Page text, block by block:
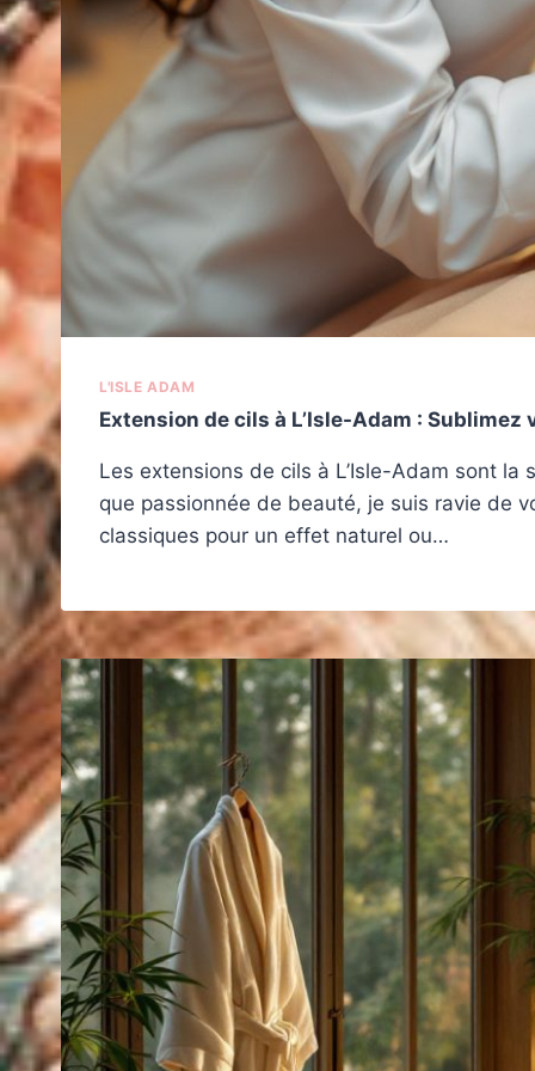
L'ISLE ADAM
Extension de cils à L’Isle-Adam : Sublimez
Les extensions de cils à L’Isle-Adam sont
que passionnée de beauté, je suis ravie de
classiques pour un effet naturel ou…